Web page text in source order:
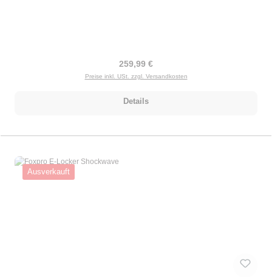
Regulärer Preis:
259,99 €
Preise inkl. USt. zzgl. Versandkosten
Details
Ausverkauft